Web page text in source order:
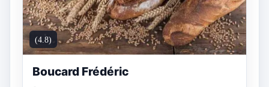
(4.8)
Boucard Frédéric